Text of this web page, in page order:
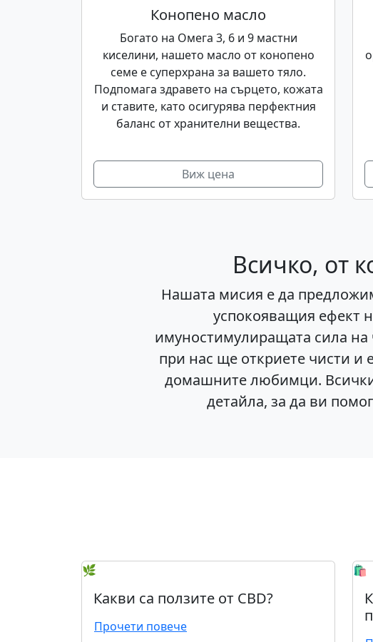
Конопено масло
Богато на Омега 3, 6 и 9 мастни
киселини, нашето масло от конопено
семе е суперхрана за вашето тяло.
Подпомага здравето на сърцето, кожата
и ставите, като осигурява перфектния
баланс от хранителни вещества.
Виж цена
Всичко, от
Нашата мисия е да
успокояващия ефект
имуностимулиращата сила
при нас ще откриете чисти и
домашните любимци.
детайла, за да ви
🌿
Какви са ползите от CBD?
Прочети повече
🛍️